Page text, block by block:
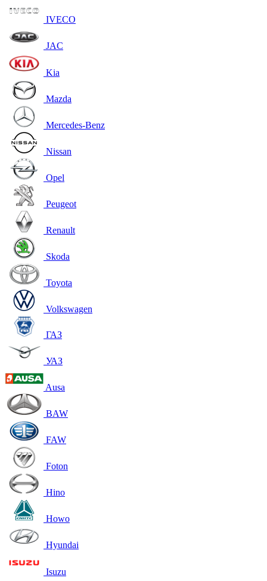
IVECO
JAC
Kia
Mazda
Mercedes-Benz
Nissan
Opel
Peugeot
Renault
Skoda
Toyota
Volkswagen
ГАЗ
УАЗ
Ausa
BAW
FAW
Foton
Hino
Howo
Hyundai
Isuzu